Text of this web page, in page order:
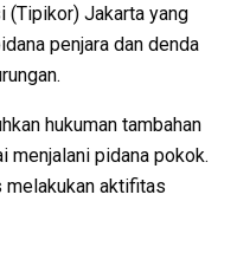
(Tipikor) Jakarta yang
penjara dan denda
hukuman tambahan
menjalani pidana pokok.
melakukan aktifitas